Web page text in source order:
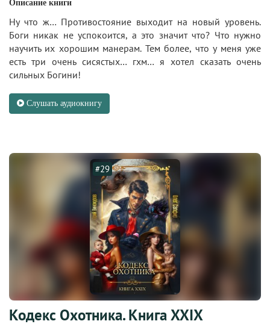
Описание книги
Ну что ж… Противостояние выходит на новый уровень.
Боги никак не успокоится, а это значит что? Что нужно
научить их хорошим манерам. Тем более, что у меня уже
есть три очень сисястых… гхм… я хотел сказать очень
сильных Богини!
Слушать аудиокнигу
#29
Кодекс Охотника. Книга XXIX